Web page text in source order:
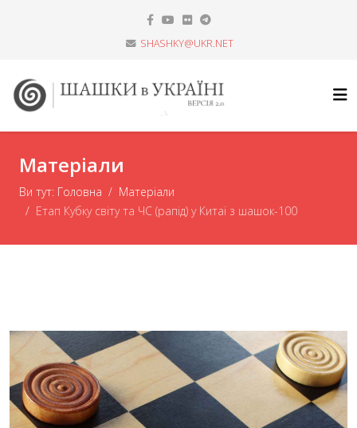
SHASHKY@UKR.NET
Матеріали
Ви тут: Головна
Матеріали
Етап Кубку світу та ЧС (рапід) у Китаї з шашок-100